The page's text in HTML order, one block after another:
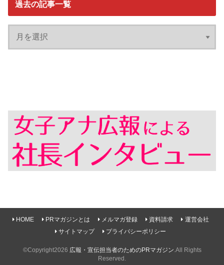
過去の記事一覧
HOME PRマガジンとは メルマガ登録 資料請求
運営会社
サイトマップ
プライバシーポリシー
©Copyright2026 広報・宣伝担当者のためのPRマガジン .All Rights
Reserved.